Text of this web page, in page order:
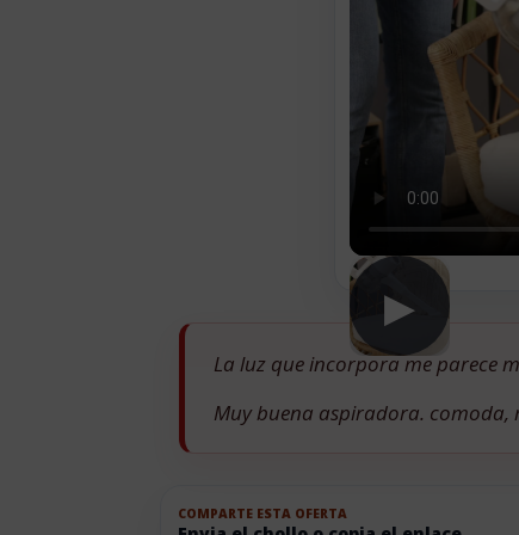
▶
La luz que incorpora me parece
Muy buena aspiradora. comoda,
COMPARTE ESTA OFERTA